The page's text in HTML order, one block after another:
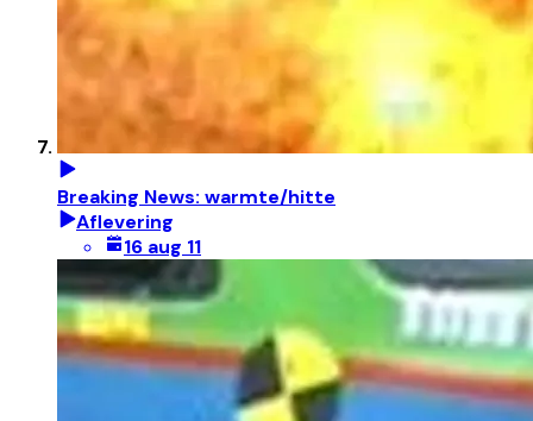
Breaking News: warmte/hitte
Aflevering
16 aug 11